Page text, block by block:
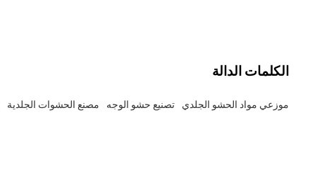
الكلمات الدالة
موزعي مواد الحشو الجلدي تصنيع حشو الوجه مصنع الحشوات الجلدية